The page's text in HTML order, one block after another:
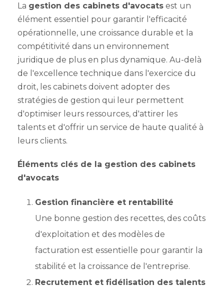
La gestion des cabinets d'avocats est un
élément essentiel pour garantir l'efficacité
opérationnelle, une croissance durable et la
compétitivité dans un environnement
juridique de plus en plus dynamique. Au-delà
de l'excellence technique dans l'exercice du
droit, les cabinets doivent adopter des
stratégies de gestion qui leur permettent
d'optimiser leurs ressources, d'attirer les
talents et d'offrir un service de haute qualité à
leurs clients.
Éléments clés de la gestion des cabinets
d'avocats
Gestion financière et rentabilité
Une bonne gestion des recettes, des coûts
d'exploitation et des modèles de
facturation est essentielle pour garantir la
stabilité et la croissance de l'entreprise.
Recrutement et fidélisation des talents